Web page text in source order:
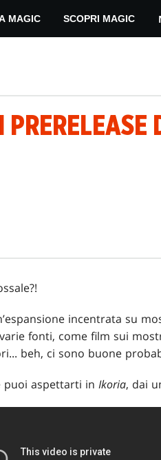
MAGIC SCOPRI MAGIC
incentrata su
fonti, come film sui
beh, ci sono buone
puoi aspettarti in Ikoria, dai